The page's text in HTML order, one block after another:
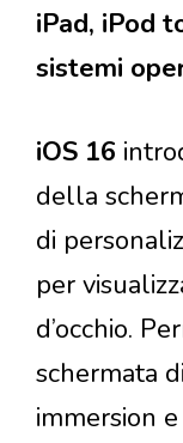
iPad, iPod
sistemi
iOS 16
della
di
per
d’occhio.
schermata
immersion